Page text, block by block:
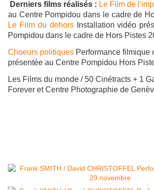
Derniers films réalisés : Le Film de
au Centre Pompidou dans le cadre de
Le Film du dehorsInstallation vidéo
Pompidou dans le cadre de Hors Pistes
Choeurs politiques Performance filmique
présentée au Centre Pompidou Hors
Les Films du monde / 50 Cinétracts + 1
Forever et Centre Photographie de